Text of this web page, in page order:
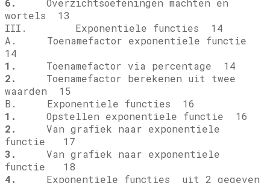
6.
Overzichtsoefeningen machten en
wortels 13
III. Exponentiele functies 14
A. Toenamefactor exponentiele functie
14
1.
Toenamefactor via percentage 14
2.
Toenamefactor berekenen uit twee
waarden 15
B. Exponentiele functies 16
1.
Opstellen exponentiele functie 16
2.
Van grafiek naar exponentiele
functie
17
3.
Van grafiek naar exponentiele
functie
18
4.
Exponentiele functies uit 2 gegeven